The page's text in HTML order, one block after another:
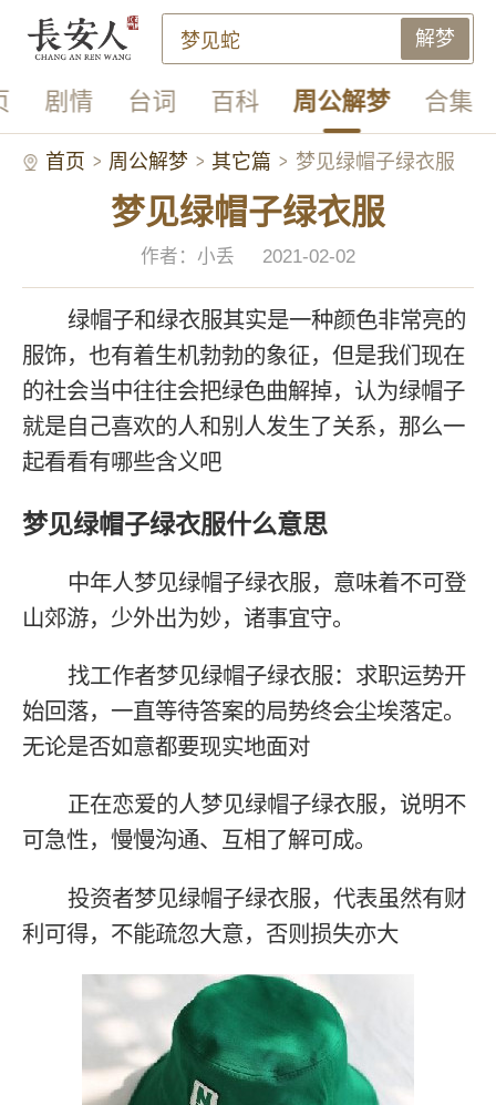
解梦
剧情 台词 百科 周公解梦 合集
首页 周公解梦 其它篇 梦见绿帽子绿衣服
梦见绿帽子绿衣服
作者：小丢 2021-02-02
绿帽子和绿衣服其实是一种颜色非常亮的
服饰，也有着生机勃勃的象征，但是我们现在
的社会当中往往会把绿色曲解掉，认为绿帽子
就是自己喜欢的人和别人发生了关系，那么一
起看看有哪些含义吧
梦见绿帽子绿衣服什么意思
中年人梦见绿帽子绿衣服，意味着不可登
山郊游，少外出为妙，诸事宜守。
找工作者梦见绿帽子绿衣服：求职运势开
始回落，一直等待答案的局势终会尘埃落定。
无论是否如意都要现实地面对
正在恋爱的人梦见绿帽子绿衣服，说明不
可急性，慢慢沟通、互相了解可成。
投资者梦见绿帽子绿衣服，代表虽然有财
利可得，不能疏忽大意，否则损失亦大